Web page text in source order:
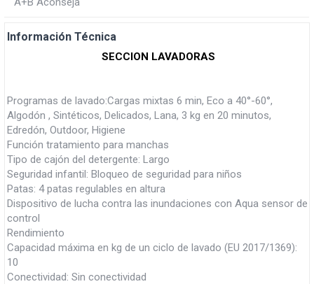
Información Técnica
SECCION LAVADORAS
Programas de lavado:Cargas mixtas 6 min, Eco a 40°-60°,
Algodón , Sintéticos, Delicados, Lana, 3 kg en 20 minutos,
Edredón, Outdoor, Higiene
Función tratamiento para manchas
Tipo de cajón del detergente: Largo
Seguridad infantil: Bloqueo de seguridad para niños
Patas: 4 patas regulables en altura
Dispositivo de lucha contra las inundaciones con Aqua sensor de
control
Rendimiento
Capacidad máxima en kg de un ciclo de lavado (EU 2017/1369):
10
Conectividad: Sin conectividad